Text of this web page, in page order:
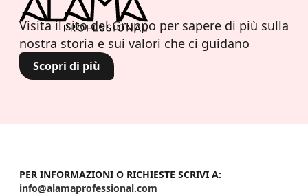
Visita il sito del Gruppo per sapere di più sulla
nostra storia e sui valori che ci guidano
Scopri di più
PER INFORMAZIONI O RICHIESTE SCRIVI A:
info@alamaprofessional.com